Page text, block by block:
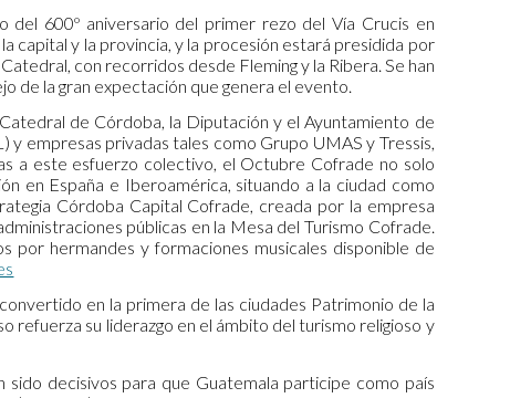
600º aniversario del primer rezo del Vía Crucis en
capital y la provincia, y la procesión estará presidida por
con recorridos desde Fleming y la Ribera. Se han
de la gran expectación que genera el evento.
de Córdoba, la Diputación y el Ayuntamiento de
y empresas privadas tales como Grupo UMAS y Tressis,
a este esfuerzo colectivo, el Octubre Cofrade no solo
en España e Iberoamérica, situando a la ciudad como
Córdoba Capital Cofrade, creada por la empresa
públicas en la Mesa del Turismo Cofrade.
por hermandes y formaciones musicales disponible de
en la primera de las ciudades Patrimonio de la
refuerza su liderazgo en el ámbito del turismo religioso y
decisivos para que Guatemala participe como país